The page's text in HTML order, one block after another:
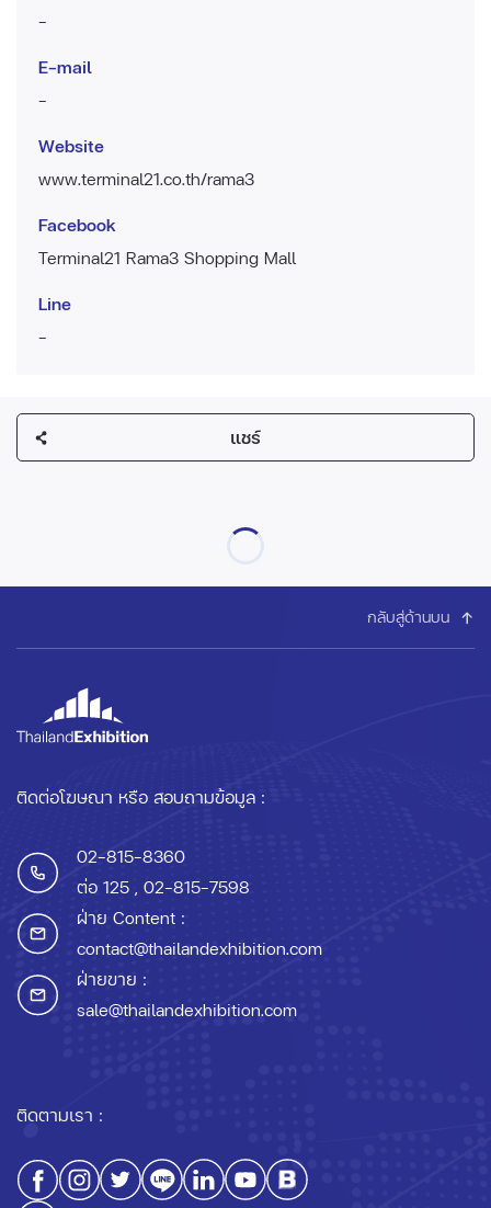
-
E-mail
-
Website
www.terminal21.co.th/rama3
Facebook
Terminal21 Rama3 Shopping Mall
Line
-
แชร์
กลับสู่ด้านบน
ติดต่อโฆษณา หรือ สอบถามข้อมูล :
02-815-8360
ต่อ 125 , 02-815-7598
ฝ่าย Content :
contact@thailandexhibition.com
ฝ่ายขาย :
sale@thailandexhibition.com
ติดตามเรา :